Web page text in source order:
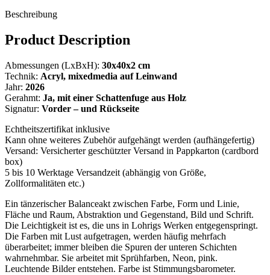
Beschreibung
Product Description
Abmessungen (LxBxH): 30x40x2 cm
Technik: Acryl, mixedmedia auf Leinwand
Jahr: 2026
Gerahmt: Ja, mit einer Schattenfuge aus Holz
Signatur: Vorder – und Rückseite
Echtheitszertifikat inklusive
Kann ohne weiteres Zubehör aufgehängt werden (aufhängefertig)
Versand: Versicherter geschützter Versand in Pappkarton (cardbord
box)
5 bis 10 Werktage Versandzeit (abhängig von Größe,
Zollformalitäten etc.)
Ein tänzerischer Balanceakt zwischen Farbe, Form und Linie,
Fläche und Raum, Abstraktion und Gegenstand, Bild und Schrift.
Die Leichtigkeit ist es, die uns in Lohrigs Werken entgegenspringt.
Die Farben mit Lust aufgetragen, werden häufig mehrfach
überarbeitet; immer bleiben die Spuren der unteren Schichten
wahrnehmbar. Sie arbeitet mit Sprühfarben, Neon, pink.
Leuchtende Bilder entstehen. Farbe ist Stimmungsbarometer.